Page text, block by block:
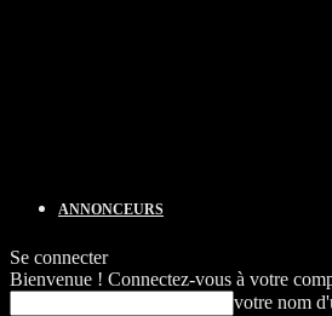
ANNONCEURS
Se connecter
Bienvenue ! Connectez-vous à votre
votre nom